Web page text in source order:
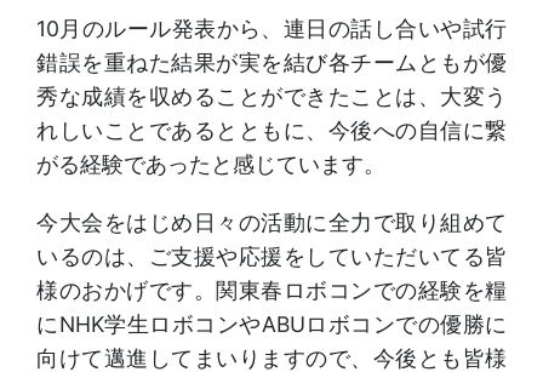
10月のルール発表から、連日の話し合いや試行
錯誤を重ねた結果が実を結び各チームともが優
秀な成績を収めることができたことは、大変う
れしいことであるとともに、今後への自信に繋
がる経験であったと感じています。
今大会をはじめ日々の活動に全力で取り組めて
いるのは、ご支援や応援をしていただいてる皆
様のおかげです。関東春ロボコンでの経験を糧
にNHK学生ロボコンやABUロボコンでの優勝に
向けて邁進してまいりますので、今後とも皆様